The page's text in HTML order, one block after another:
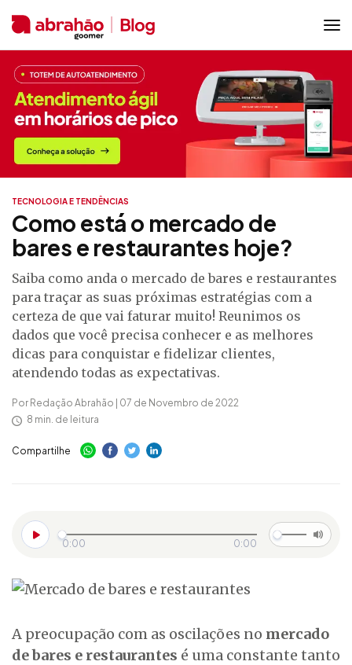
TECNOLOGIA E TENDÊNCIAS
Como está o mercado de
bares e restaurantes hoje?
Saiba como anda o mercado de bares e restaurantes
para traçar as suas próximas estratégias com a
certeza de que vai faturar muito! Reunimos os
dados que você precisa conhecer e as melhores
dicas para conquistar e fidelizar clientes,
atendendo todas as expectativas.
Por Redação Abrahão | 07 de Novembro de 2022
8 min. de leitura
Compartilhe
0:00 0:00
A preocupação com as oscilações no mercado
de bares e restaurantes é uma constante tanto